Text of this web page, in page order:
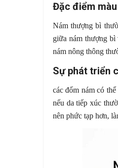
Đặc điểm
Nám thượng bì
giữa nám thượng bì
nám nông thông
Sự phát triển
các đốm nám có
nếu da tiếp xúc
nên phức tạp hơn,